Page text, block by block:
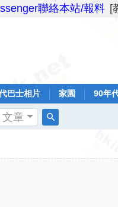
聯絡本站/報料 [
巴士相片 家園 90年
文章